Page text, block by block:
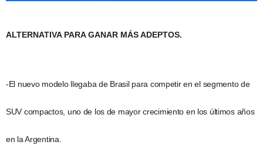
ALTERNATIVA PARA GANAR MÁS ADEPTOS.
-El nuevo modelo llegaba de Brasil para competir en el segmento de
SUV compactos, uno de los de mayor crecimiento en los últimos años
en la Argentina.